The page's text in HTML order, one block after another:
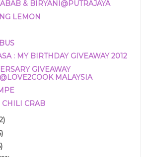
& BIRYANI@PUTRAJAYA
LEMON
: MY BIRTHDAY GIVEAWAY 2012
GIVEAWAY
MALAYSIA
CRAB